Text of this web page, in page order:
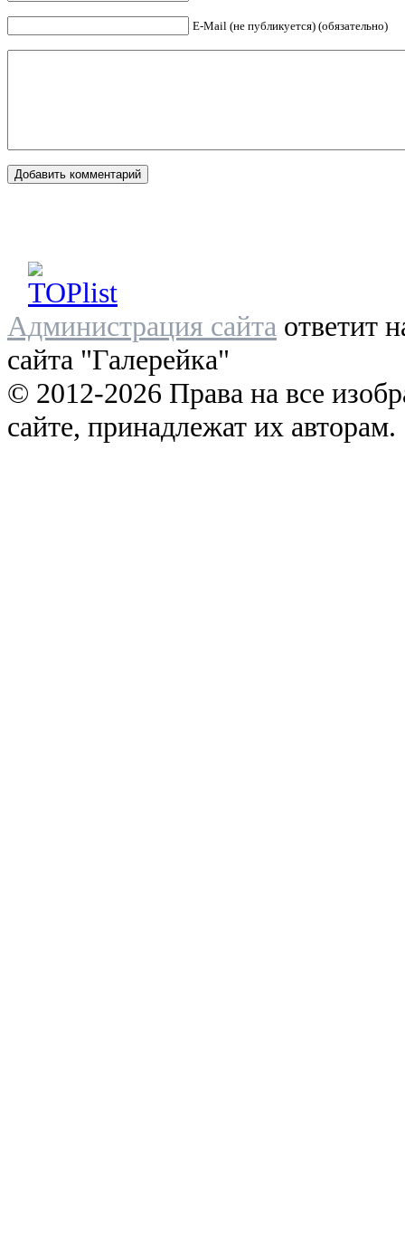
E-Mail (не публикуется) (обязательно)
Администрация сайта ответит
сайта "Галерейка"
© 2012-2026 Права на все
сайте, принадлежат их авторам.